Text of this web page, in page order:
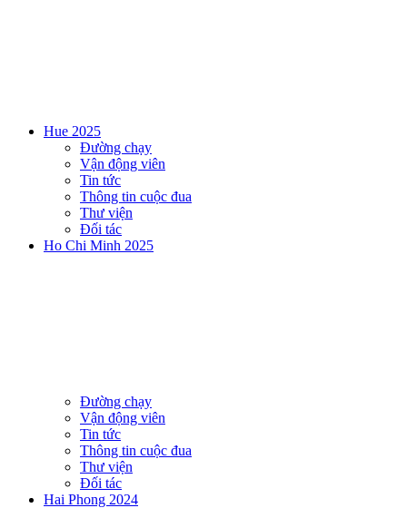
Hue 2025
Đường chạy
Vận động viên
Tin tức
Thông tin cuộc đua
Thư viện
Đối tác
Ho Chi Minh 2025
Đường chạy
Vận động viên
Tin tức
Thông tin cuộc đua
Thư viện
Đối tác
Hai Phong 2024